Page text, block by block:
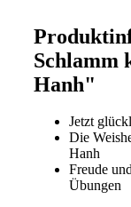
Schlamm
Hanh"
Jetzt
Die
Hanh
Freude
Übungen